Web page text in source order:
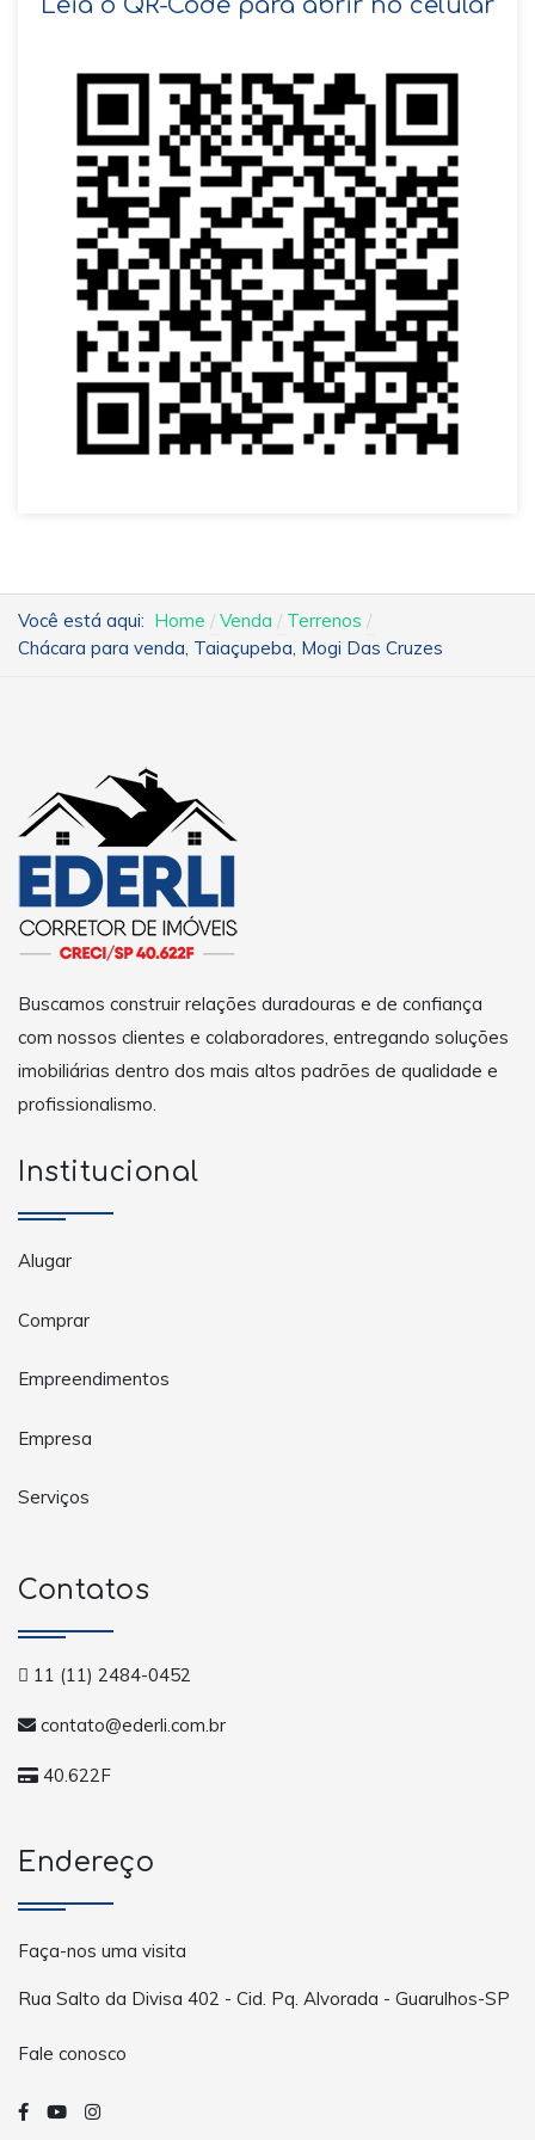
Leia o QR-Code para abrir no celular
Você está aqui: Home Venda
Terrenos
Chácara para venda, Taiaçupeba, Mogi Das Cruzes
Buscamos construir relações duradouras e de confiança
com nossos clientes e colaboradores, entregando soluções
imobiliárias dentro dos mais altos padrões de qualidade e
profissionalismo.
Institucional
Alugar
Comprar
Empreendimentos
Empresa
Serviços
Contatos
11 (11) 2484-0452
contato@ederli.com.br
40.622F
Endereço
Faça-nos uma visita
Rua Salto da Divisa 402 - Cid. Pq. Alvorada - Guarulhos-SP
Fale conosco